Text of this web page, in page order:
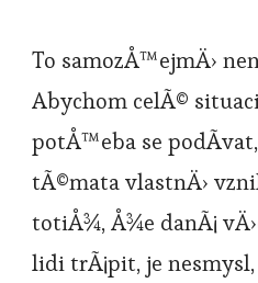
To samozÅ™ejmÄ›
Abychom celÃ©
potÅ™eba se
tÃ©mata vlastnÄ›
totiÅ¾, Å¾e danÃ¡
lidi trÃ¡pit, je nesmysl,